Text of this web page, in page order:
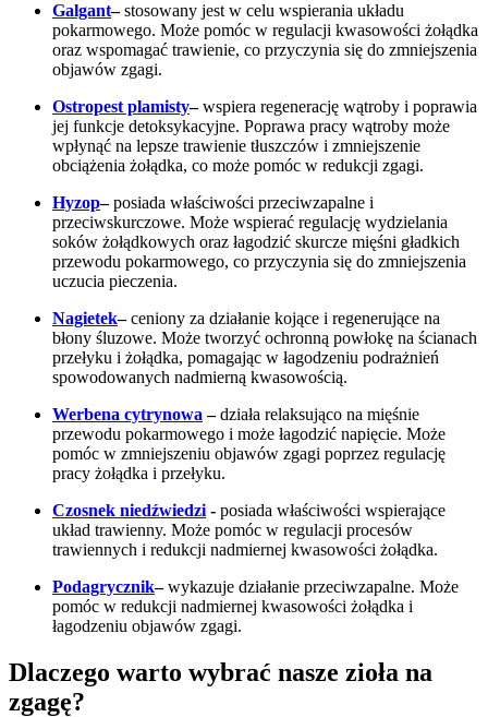
Galgant–stosowany jest w celu wspierania układu
pokarmowego. Może pomóc w regulacji kwasowości żołądka
oraz wspomagać trawienie, co przyczynia się do zmniejszenia
objawów zgagi.
Ostropest plamisty–wspiera regenerację wątroby i poprawia
jej funkcje detoksykacyjne. Poprawa pracy wątroby może
wpłynąć na lepsze trawienie tłuszczów i zmniejszenie
obciążenia żołądka, co może pomóc w redukcji zgagi.
Hyzop–posiada właściwości przeciwzapalne i
przeciwskurczowe. Może wspierać regulację wydzielania
soków żołądkowych oraz łagodzić skurcze mięśni gładkich
przewodu pokarmowego, co przyczynia się do zmniejszenia
uczucia pieczenia.
Nagietek–ceniony za działanie kojące i regenerujące na
błony śluzowe. Może tworzyć ochronną powłokę na ścianach
przełyku i żołądka, pomagając w łagodzeniu podrażnień
spowodowanych nadmierną kwasowością.
Werbena cytrynowa –działa relaksująco na mięśnie
przewodu pokarmowego i może łagodzić napięcie. Może
pomóc w zmniejszeniu objawów zgagi poprzez regulację
pracy żołądka i przełyku.
Czosnek niedźwiedzi - posiada właściwości wspierające
układ trawienny. Może pomóc w regulacji procesów
trawiennych i redukcji nadmiernej kwasowości żołądka.
Podagrycznik–wykazuje działanie przeciwzapalne. Może
pomóc w redukcji nadmiernej kwasowości żołądka i
łagodzeniu objawów zgagi.
Dlaczego warto wybrać nasze zioła na
zgagę?